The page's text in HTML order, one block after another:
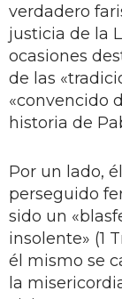
verdadero
justicia de la
ocasiones
de las
«convencido
historia de
Por un lado,
perseguido
sido un
insolente» (1
él mismo se
la